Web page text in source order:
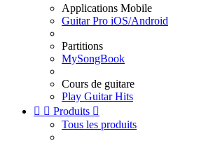
Applications Mobile
Guitar Pro iOS/Android
Partitions
MySongBook
Cours de guitare
Play Guitar Hits
  Produits 
Tous les produits